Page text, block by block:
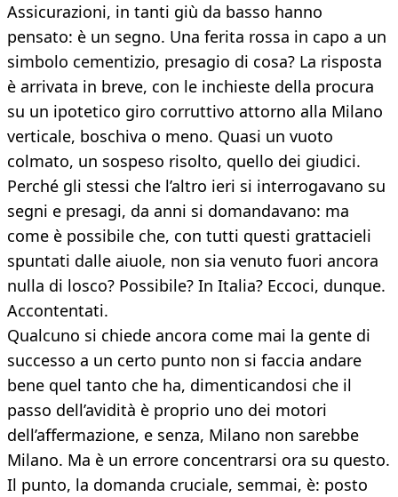
Assicurazioni, in tanti giù da basso hanno
pensato: è un segno. Una ferita rossa in capo a un
simbolo cementizio, presagio di cosa? La risposta
è arrivata in breve, con le inchieste della procura
su un ipotetico giro corruttivo attorno alla Milano
verticale, boschiva o meno. Quasi un vuoto
colmato, un sospeso risolto, quello dei giudici.
Perché gli stessi che l’altro ieri si interrogavano su
segni e presagi, da anni si domandavano: ma
come è possibile che, con tutti questi grattacieli
spuntati dalle aiuole, non sia venuto fuori ancora
nulla di losco? Possibile? In Italia? Eccoci, dunque.
Accontentati.
Qualcuno si chiede ancora come mai la gente di
successo a un certo punto non si faccia andare
bene quel tanto che ha, dimenticandosi che il
passo dell’avidità è proprio uno dei motori
dell’affermazione, e senza, Milano non sarebbe
Milano. Ma è un errore concentrarsi ora su questo.
Il punto, la domanda cruciale, semmai, è: posto